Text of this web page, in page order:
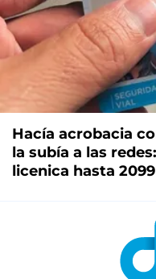
Hacía acrobacia
la subía a las
licenica hasta 2099